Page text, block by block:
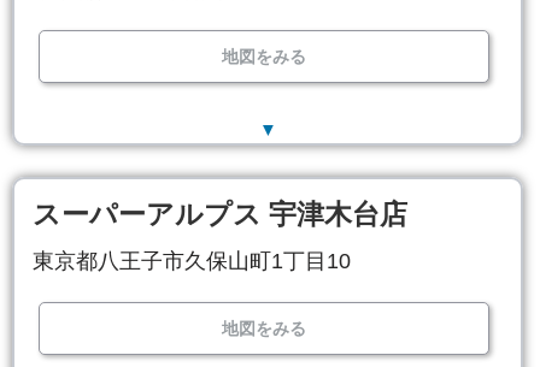
地図をみる
▼
スーパーアルプス 宇津木台店
東京都八王子市久保山町1丁目10
地図をみる